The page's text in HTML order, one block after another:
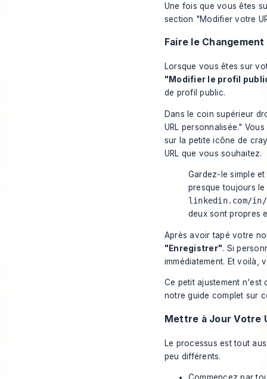
Une fois que vous êtes
section "Modifier votre
Faire le
Lorsque vous êtes sur
"Modifier le profil
de profil public.
Dans le coin supérieur
URL personnalisée."
sur la petite icône de
URL que vous souhaitez.
Gardez-le simple
presque toujours
linkedin.com/in/
deux sont propres
Après avoir tapé votre
"Enregistrer". Si
immédiatement. Et voilà,
Ce petit ajustement n'est
notre guide complet sur
Mettre à Jour Votre
Le processus est tout
peu différents.